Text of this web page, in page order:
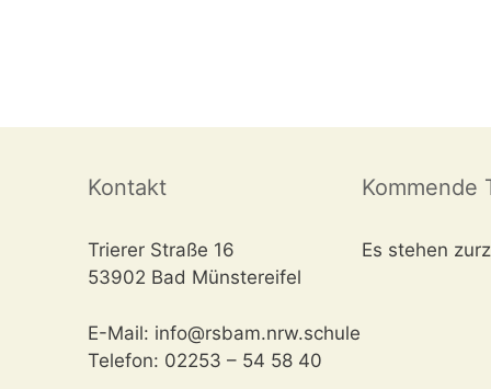
Kontakt
Trierer Straße 16
53902 Bad Münstereifel
E-Mail: info@rsbam.nrw.schule
Telefon: 02253 – 54 58 40
Kommende
Es stehen